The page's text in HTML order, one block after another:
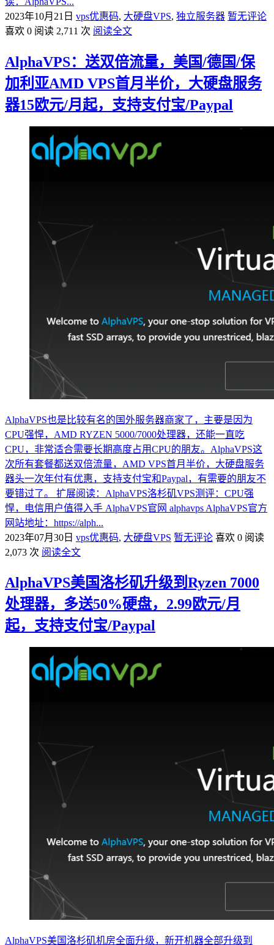
2023年10月21日 vps优惠码, 大硬盘VPS, 独立服务器 暂无评论
喜欢 0 阅读 2,711 次 阅读全文
AlphaVPS：送双倍流量，美国/德国/保
加利亚AMD VPS首月半价，大硬盘服务
器15欧元/月起，支持支付宝/Paypal
AlphaVPS也是比较有名的国外服务器商家了，主要是因为
CPU强悍，AMD RYZEN 5000/7000处理器，还能一直吃
CPU，非常适合需要长期高度占用CPU的朋友。AlphaVPS这
次所有套餐都送双倍流量，AMD VPS首月半价，大硬盘服务
器头一次年付有优惠，支持支付宝和Paypal，有需要的朋友不
要错过了。 扩展阅读：AlphaVPS洛杉矶VPS测评：CPU强
悍，电信用户值得入手 AlphaVPS官网 alphavps AlphaVPS官方
网站地址：https://alph...
2023年07月30日 vps优惠码, 大硬盘VPS 暂无评论 喜欢 0 阅读
2,073 次 阅读全文
AlphaVPS美国洛杉矶升级到Ryzen 7000
处理器，多送50%硬盘，2.99欧元/月
起，支持支付宝/Paypal
AlphaVPS美国洛杉矶机房全面升级，新开机器全部升级到